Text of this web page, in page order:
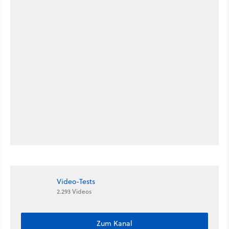
Video-Tests
2.293 Videos
Zum Kanal